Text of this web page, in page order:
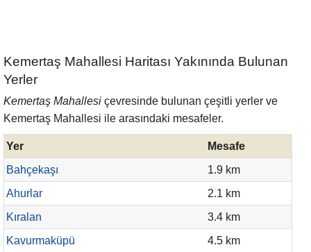
Kemertaş Mahallesi Haritası Yakınında Bulunan
Yerler
Kemertaş Mahallesi çevresinde bulunan çeşitli yerler ve
Kemertaş Mahallesi ile arasındaki mesafeler.
Yer
Mesafe
Bahçekaşı
1.9 km
Ahurlar
2.1 km
Kıralan
3.4 km
Kavurmaküpü
4.5 km